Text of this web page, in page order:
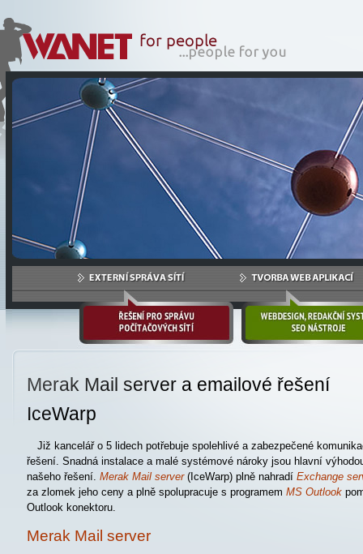
Merak Mail server a emailové řešení
IceWarp
Již kancelář o 5 lidech potřebuje spolehlivé a zabezpečené
řešení. Snadná instalace a malé systémové nároky jsou hlavní
našeho řešení. Merak Mail server(IceWarp) plně nahradí Exchange
za zlomek jeho ceny a plně spolupracuje s programem MS Outlook
Outlook konektoru.
Merak Mail server